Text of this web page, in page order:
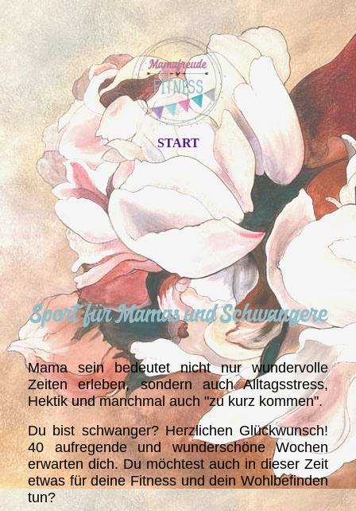
START
Mama sein bedeutet nicht nur wundervolle
Zeiten erleben, sondern auch Alltagsstress,
Hektik und manchmal auch "zu kurz kommen".
Du bist schwanger? Herzlichen Glückwunsch!
40 aufregende und wunderschöne Wochen
erwarten dich. Du möchtest auch in dieser Zeit
etwas für deine Fitness und dein Wohlbefinden
tun?